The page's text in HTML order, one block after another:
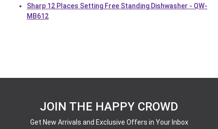
Sharp 12 Places Setting Free Standing Dishwasher - QW-
MB612
JOIN THE HAPPY CROWD
Get New Arrivals and Exclusive Offers in Your Inbox